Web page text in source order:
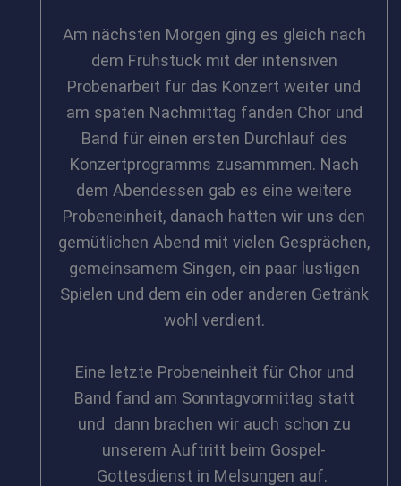
Am nächsten Morgen ging es gleich nach
dem Frühstück mit der intensiven
Probenarbeit für das Konzert weiter und
am späten Nachmittag fanden Chor und
Band für einen ersten Durchlauf des
Konzertprogramms zusammmen. Nach
dem Abendessen gab es eine weitere
Probeneinheit, danach hatten wir uns den
gemütlichen Abend mit vielen Gesprächen,
gemeinsamem Singen, ein paar lustigen
Spielen und dem ein oder anderen Getränk
wohl verdient.
Eine letzte Probeneinheit für Chor und
Band fand am Sonntagvormittag statt
und dann brachen wir auch schon zu
unserem Auftritt beim Gospel-
Gottesdienst in Melsungen auf.